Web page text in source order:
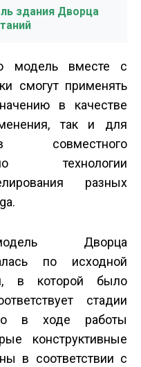
здания Дворца
модель вместе с
смогут применять
в качестве
так и для
совместного
технологии
разных
Дворца
по исходной
в которой было
стадии
в ходе работы
конструктивные
в соответствии с